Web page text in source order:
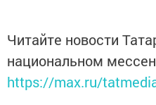
Читайте новости
национальном
https://max.ru/